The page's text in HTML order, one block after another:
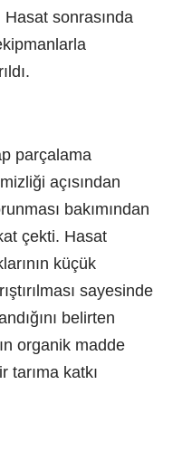
sonrasında
parçalama
açısından
bakımından
çekti. Hasat
küçük
sayesinde
belirten
organik madde
tarıma katkı